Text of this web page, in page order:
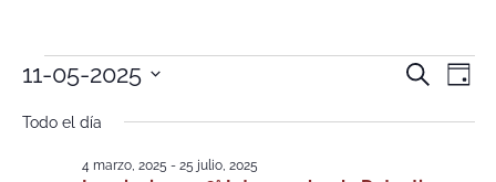
de
Buscar
de
Día
11-05-2025
la
fecha.
Todo el día
4 marzo, 2025 - 25 julio, 2025